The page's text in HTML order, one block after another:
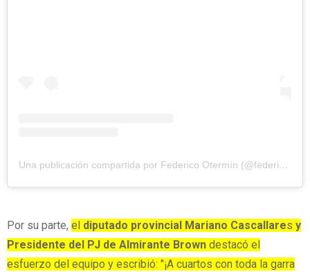
Una publicación compartida por Federico Otermín (@federico.otermin)
Por su parte, el diputado provincial Mariano Cascallares y
Presidente del PJ de Almirante Brown destacó el
esfuerzo del equipo y escribió: "¡A cuartos con toda la garra